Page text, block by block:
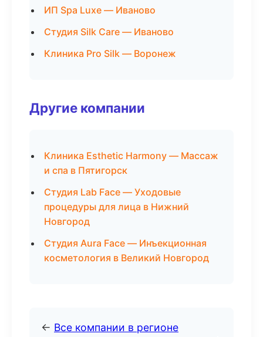
ИП Spa Luxe — Иваново
Студия Silk Care — Иваново
Клиника Pro Silk — Воронеж
Другие компании
Клиника Esthetic Harmony — Массаж
и спа в Пятигорск
Студия Lab Face — Уходовые
процедуры для лица в Нижний
Новгород
Студия Aura Face — Инъекционная
косметология в Великий Новгород
← Все компании в регионе